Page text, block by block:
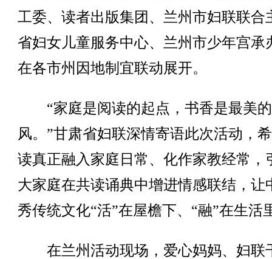
工委、读者出版集团、兰州市妇联联合
省妇女儿童服务中心、兰州市少年宫承
在各市州因地制宜联动展开。
“家庭是阅读的起点，书香是最美
风。”甘肃省妇联深情寄语此次活动，
读真正融入家庭日常、化作家教经常，
大家庭在共读诵典中增进情感联结，让
秀传统文化“活”在屋檐下、“融”在生活
在兰州活动现场，爱心妈妈、妇联